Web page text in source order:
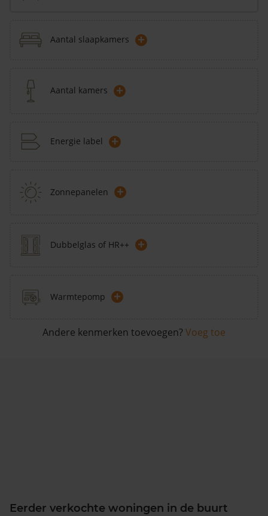
Aantal slaapkamers +
Aantal kamers +
Energie label +
Zonnepanelen +
Dubbelglas of HR++ +
Warmtepomp +
Andere kenmerken toevoegen? Voeg toe
Eerder verkochte woningen in de buurt